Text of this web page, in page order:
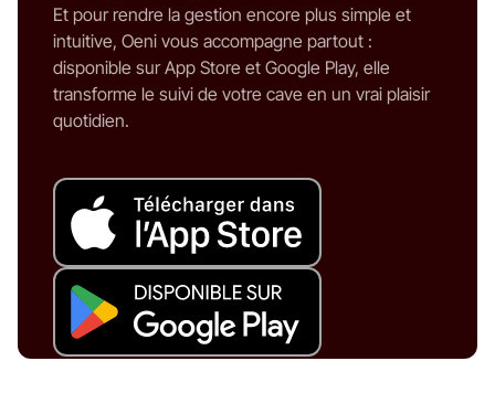
Et pour rendre la gestion encore plus simple et
intuitive, Oeni vous accompagne partout :
disponible sur App Store et Google Play, elle
transforme le suivi de votre cave en un vrai plaisir
quotidien.